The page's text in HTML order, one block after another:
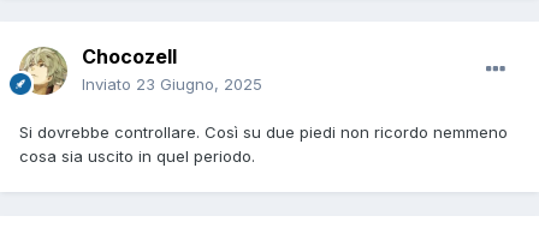
Chocozell
Inviato 23 Giugno, 2025
Si dovrebbe controllare. Così su due piedi non ricordo nemmeno
cosa sia uscito in quel periodo.